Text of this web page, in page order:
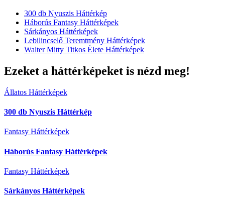
300 db Nyuszis Háttérkép
Háborús Fantasy Háttérképek
Sárkányos Háttérképek
Lebilincselő Teremtmény Háttérképek
Walter Mitty Titkos Élete Háttérképek
Ezeket a háttérképeket is nézd meg!
Állatos Háttérképek
300 db Nyuszis Háttérkép
Fantasy Háttérképek
Háborús Fantasy Háttérképek
Fantasy Háttérképek
Sárkányos Háttérképek